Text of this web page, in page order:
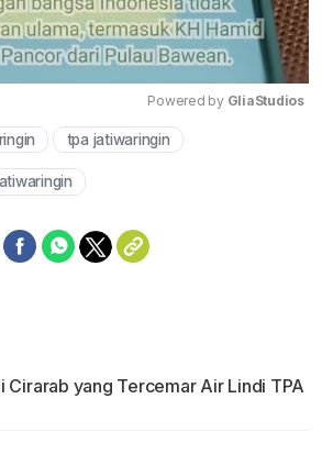
Powered by GliaStudios
tpa jatiwaringin
Cirarab yang Tercemar Air Lindi TPA